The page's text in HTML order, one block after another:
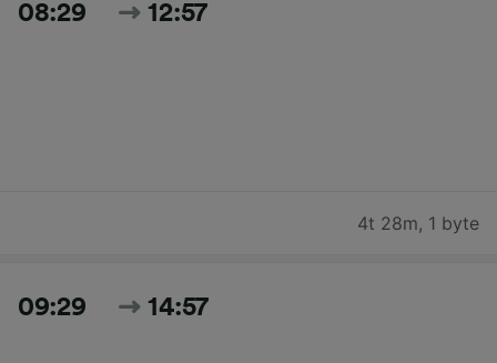
08:29 12:57
4t 28m, 1 byte
09:29 14:57